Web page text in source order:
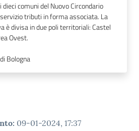
comuni del Nuovo Circondario
tributi in forma associata. La
è divisa in due poli territoriali: Castel
Ovest.
Bologna
: 09-01-2024, 17:37